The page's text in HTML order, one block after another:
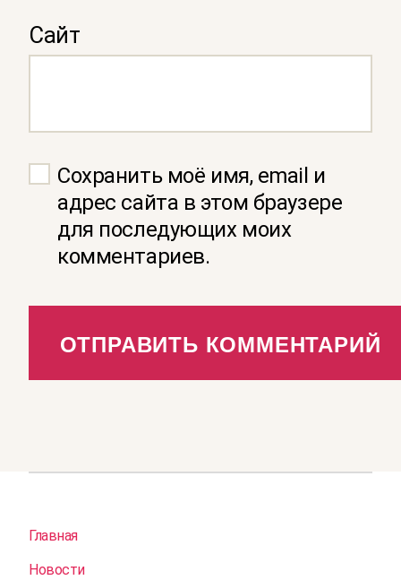
Сайт
Сохранить моё имя, email и
адрес сайта в этом браузере
для последующих моих
комментариев.
Главная
Новости